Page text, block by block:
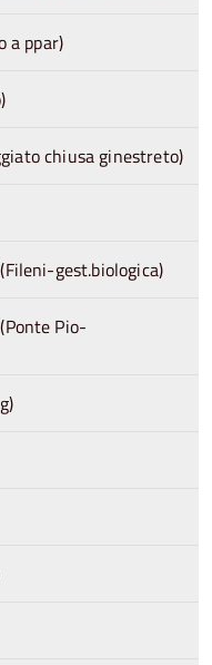
a ppar)
chiusa ginestreto)
gest.biologica)
Pio-